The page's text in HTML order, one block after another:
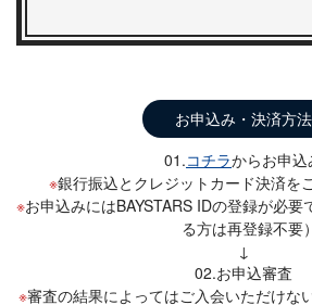
お申込み・決済方法
01.コチラからお申込
銀行振込とクレジットカード決済を
お申込みにはBAYSTARS IDの登録が必
る方は再登録不要）
↓
02.お申込審査
審査の結果によってはご入会いただけな